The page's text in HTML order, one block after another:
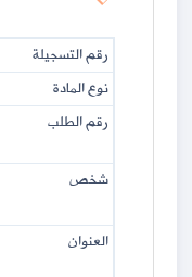
رقم التسجيلة
نوع المادة
رقم الطلب
شخص
العنوان